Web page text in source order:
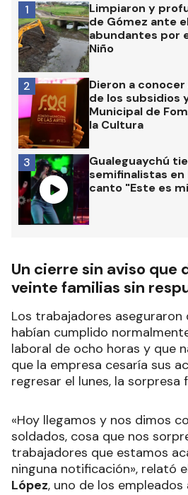
Limpiaron y
de Gómez ante
abundantes por
Niño
1
Dieron a
de los subsidios
Municipal de
la Cultura
2
Gualeguaychú
semifinalistas
canto "Este es
3
Un cierre sin aviso que
veinte familias sin
Los trabajadores aseguraron
habían cumplido
laboral de ocho horas y que
que la empresa cesaría sus
regresar el lunes, la sorpresa
«Hoy llegamos y nos dimos
soldados, cosa que nos
trabajadores que estamos
ninguna notificación», relató
López, uno de los